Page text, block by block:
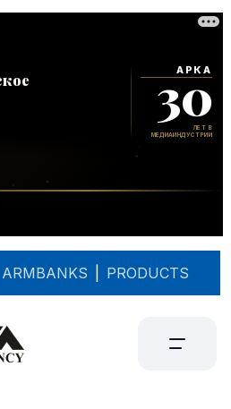
ARMBANKS PRODUCTS